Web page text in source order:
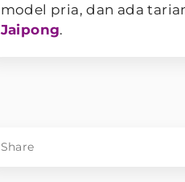
model pria, dan ada
Jaipong.
Share